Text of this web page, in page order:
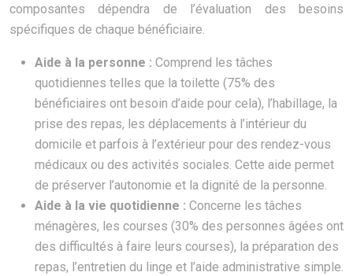
composantes dépendra de l’évaluation des besoins
spécifiques de chaque bénéficiaire.
Aide à la personne : Comprend les tâches
quotidiennes telles que la toilette (75% des
bénéficiaires ont besoin d’aide pour cela), l’habillage, la
prise des repas, les déplacements à l’intérieur du
domicile et parfois à l’extérieur pour des rendez-vous
médicaux ou des activités sociales. Cette aide permet
de préserver l’autonomie et la dignité de la personne.
Aide à la vie quotidienne : Concerne les tâches
ménagères, les courses (30% des personnes âgées ont
des difficultés à faire leurs courses), la préparation des
repas, l’entretien du linge et l’aide administrative simple.